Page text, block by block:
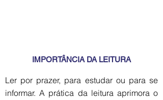
IMPORTÂNCIA DA LEITURA
Ler por prazer, para estudar ou para se
informar. A prática da leitura aprimora o